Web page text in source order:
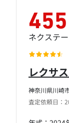
神奈川県川崎
査定依頼日：
レクサ
455
ネクステ